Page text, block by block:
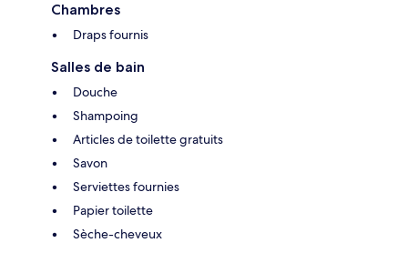
Chambres
Draps fournis
Salles de bain
Douche
Shampoing
Articles de toilette gratuits
Savon
Serviettes fournies
Papier toilette
Sèche-cheveux